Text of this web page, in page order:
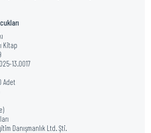
Kitap
13.0017
Adet
Danışmanlık Ltd. Şti.